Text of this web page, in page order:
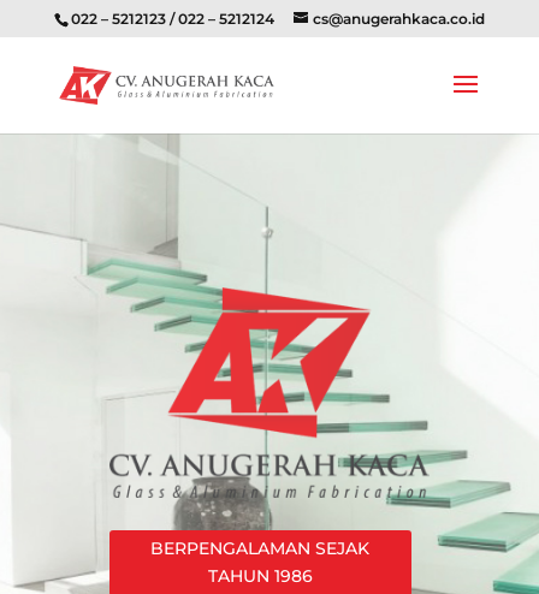
022 – 5212123 / 022 – 5212124 cs@anugerahkaca.co.id
BERPENGALAMAN SEJAK
TAHUN 1986